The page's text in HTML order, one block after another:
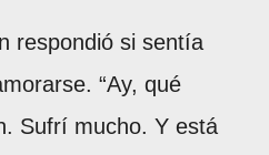
respondió si sentía
“Ay, qué
Sufrí mucho. Y está